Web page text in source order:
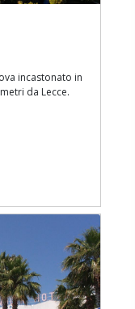
incastonato in
da Lecce.